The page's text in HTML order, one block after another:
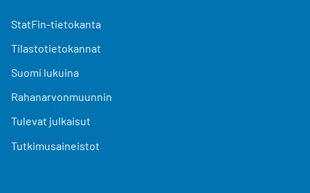
StatFin-tietokanta
Tilastotietokannat
Suomi lukuina
Rahanarvonmuunnin
Tulevat julkaisut
Tutkimusaineistot